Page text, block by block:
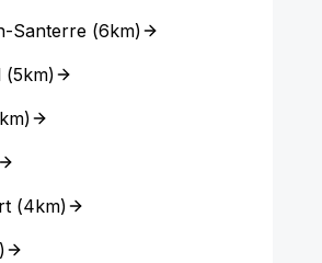
Santerre(6km)
(5km)
)
(4km)